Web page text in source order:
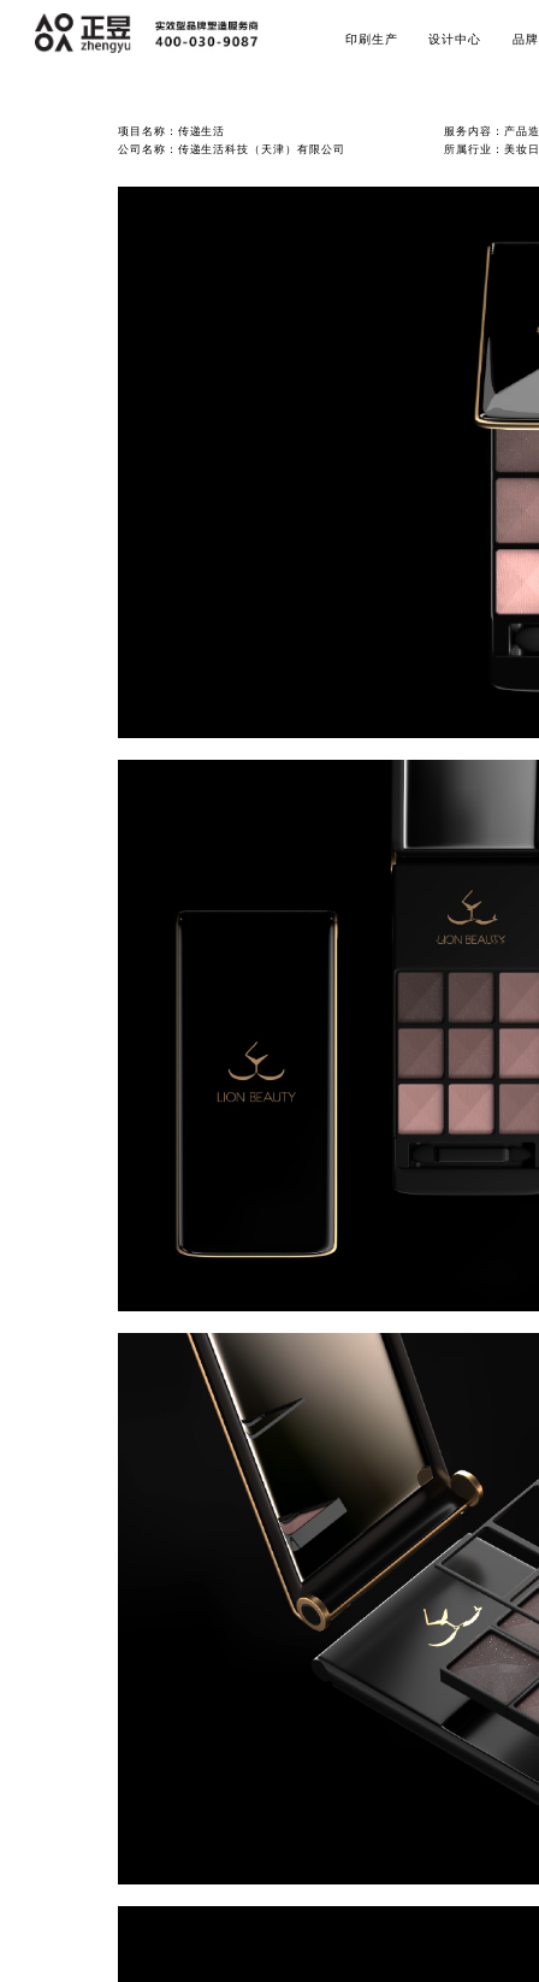
印刷生产 设计中心 品
项目名称：传递生活
服务内容：产品
公司名称：传递生活科技（天津）有限公司
所属行业：美妆